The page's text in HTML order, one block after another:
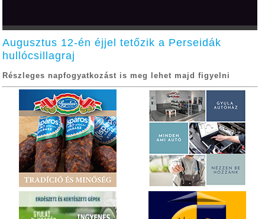
Augusztus 12-én éjjel tetőzik a Perseidák
hullócsillagraj
Részleges napfogyatkozást is meg lehet majd figyelni